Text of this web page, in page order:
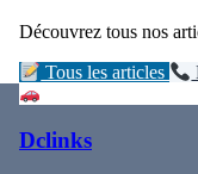
Découvrez tous nos
Tous les articles
Dclinks